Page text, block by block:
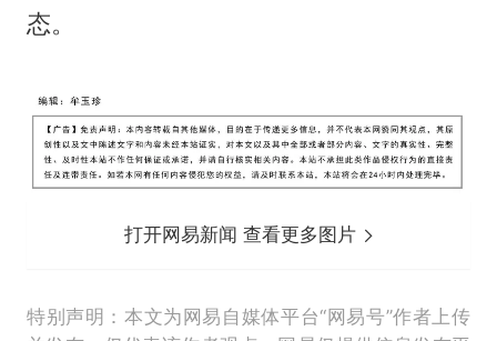
态。
打开网易新闻 查看更多图片
特别声明：本文为网易自媒体平台“网易号”作者上传